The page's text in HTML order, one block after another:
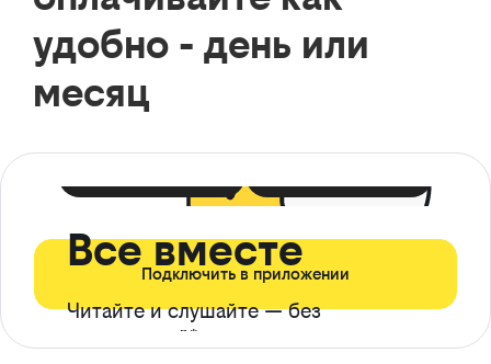
удобно - день или
месяц
Все вместе
Читайте и слушайте — без
ограничений*
Подключить в приложении